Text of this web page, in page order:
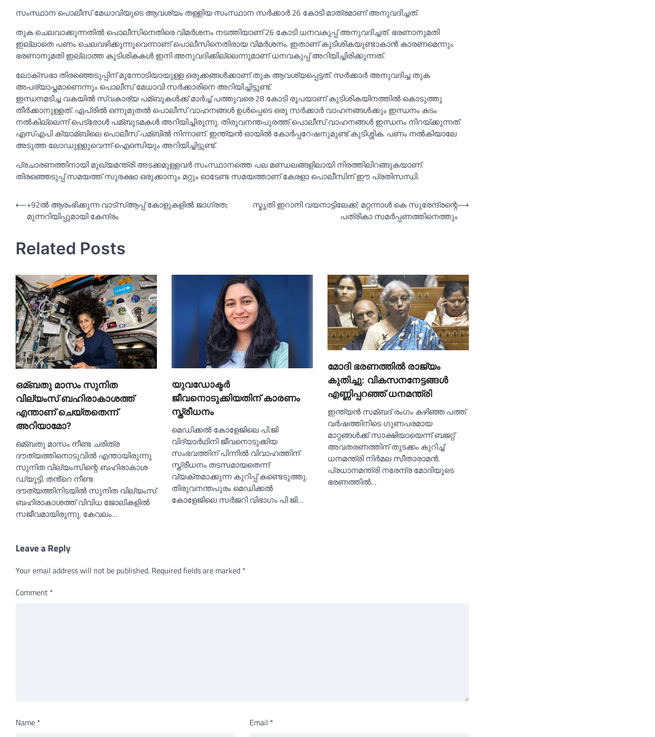
സംസ്ഥാന പൊലീസ് മേധാവിയുടെ ആവശ്യം തള്ളിയ സംസ്ഥാന സര്‍ക്കാര്‍ 26 കോടി മാത്രമാണ് അനുവദിച്ചത്.
തുക ചെലവാക്കുന്നതില്‍ പൊലീസിനെതിരെ വിമര്‍ശനം നടത്തിയാണ് 26 കോടി ധനവകുപ്പ് അനുവദിച്ചത്. ഭരണാനുമതി
ഇല്ലാതെ പണം ചെലവഴിക്കുന്നുവെന്നാണ് പൊലീസിനെതിരായ വിമര്‍ശനം. ഇതാണ് കുടിശികയുണ്ടാകാന്‍ കാരണമെന്നും
ഭരണാനുമതി ഇല്ലാത്ത കുടിശികകള്‍ ഇനി അനുവദിക്കില്ലെന്നുമാണ് ധനവകുപ്പ് അറിയിച്ചിരിക്കുന്നത്.
ലോക്‌സഭാ തിരഞ്ഞെടുപ്പിന് മുന്നോടിയായുള്ള ഒരുക്കങ്ങള്‍ക്കാണ് തുക ആവശ്യപ്പെട്ടത്. സര്‍ക്കാര്‍ അനുവദിച്ച തുക
അപര്യാപ്തമാണെന്നും പൊലീസ് മേധാവി സര്‍ക്കാരിനെ അറിയിച്ചിട്ടുണ്ട്.
ഇന്ധനമടിച്ച വകയില്‍ സ്വകാര്യ പമ്ബുകള്‍ക്ക് മാര്‍ച്ച്‌ പത്തുവരെ 28 കോടി രൂപയാണ് കുടിശികയിനത്തില്‍ കൊടുത്തു
തീര്‍ക്കാനുള്ളത്. ഏപ്രില്‍ ഒന്നുമുതല്‍ പൊലീസ് വാഹനങ്ങള്‍ ഉള്‍പ്പെടെ ഒരു സര്‍ക്കാര്‍ വാഹനങ്ങള്‍ക്കും ഇന്ധനം കടം
നല്‍കില്ലെന്ന് പെട്രോള്‍ പമ്ബുടമകള്‍ അറിയിച്ചിരുന്നു. തിരുവനന്തപുരത്ത് പൊലീസ് വാഹനങ്ങള്‍ ഇന്ധനം നിറയ്ക്കുന്നത്
എസ്‌എപി ക്യാമ്ബിലെ പൊലീസ് പമ്ബില്‍ നിന്നാണ്. ഇന്ത്യന്‍ ഓയില്‍ കോര്‍പ്പറേഷനുമുണ്ട് കുടിശ്ശിക. പണം നല്‍കിയാലേ
അടുത്ത ലോഡുള്ളുവെന്ന് ഐഒസിയും അറിയിച്ചിട്ടുണ്ട്.
പ്രചാരണത്തിനായി മുഖ്യമന്ത്രി അടക്കമുള്ളവര്‍ സംസ്ഥാനത്തെ പല മണ്ഡലങ്ങളിലായി നിരത്തിലിറങ്ങുകയാണ്.
തിരഞ്ഞെടുപ്പ് സമയത്ത് സുരക്ഷാ ഒരുക്കാനും മറ്റും ഓടേണ്ട സമയത്താണ് കേരളാ പൊലീസിന് ഈ പ്രതിസന്ധി.
Post
navigation
⟵+92ല്‍ ആരംഭിക്കുന്ന വാട്‌സ്‌ആപ്പ് കോളുകളില്‍ ജാഗ്രത;
മുന്നറിയിപ്പുമായി കേന്ദ്രം
സ്മൃതി ഇറാനി വയനാട്ടിലേക്ക്; മറ്റന്നാള്‍ കെ സുരേന്ദ്രന്റെ
പത്രികാ സമര്‍പ്പണത്തിനെത്തും
⟶
Related Posts
ഒമ്ബതു മാസം സുനിത
വില്യംസ് ബഹിരാകാശത്ത്
എന്താണ് ചെയ്തതെന്ന്
അറിയാമോ?
ഒമ്ബതു മാസം നീണ്ട ചരിത്ര
ദൗത്യത്തിനൊടുവില്‍ എന്തായിരുന്നു
സുനിത വില്യംസിന്റെ ബഹിരാകാശ
ഡ്യൂട്ടി. തൻ്റെ നീണ്ട
ദൗത്യത്തിനിടയില്‍ സുനിത വില്യംസ്
ബഹിരാകാശത്ത് വിവിധ ജോലികളില്‍
സജീവമായിരുന്നു. കേവലം…
യുവഡോക്ടര്‍
ജീവനൊടുക്കിയതിന് കാരണം
സ്ത്രീധനം
മെഡിക്കല്‍ കോളേജിലെ പി.ജി
വിദ്യാര്‍ഥിനി ജീവനൊടുക്കിയ
സംഭവത്തിന് പിന്നില്‍ വിവാഹത്തിന്
സ്ത്രീധനം തടസമായതെന്ന്
വ്യക്തമാക്കുന്ന കുറിപ്പ് കണ്ടെടുത്തു.
തിരുവനന്തപുരം മെഡിക്കല്‍
കോളേജിലെ സര്‍ജറി വിഭാഗം പി ജി…
മോദി ഭരണത്തില്‍ രാജ്യം
കുതിച്ചു: വികസനനേട്ടങ്ങള്‍
എണ്ണിപ്പറഞ്ഞ് ധനമന്ത്രി
ഇന്ത്യൻ സമ്ബദ് രംഗം കഴിഞ്ഞ പത്ത്
വർഷത്തിനിടെ ഗുണപരമായ
മാറ്റങ്ങള്‍ക്ക് സാക്ഷിയായെന്ന് ബജറ്റ്
അവതരണത്തിന് തുടക്കം കുറിച്ച്‌
ധനമന്ത്രി നിര്‍മല സീതാരാമൻ.
പ്രധാനമന്ത്രി നരേന്ദ്ര മോദിയുടെ
ഭരണത്തില്‍…
Leave a Reply
Your email address will not be published. Required fields are marked *
Comment *
Name * Email *